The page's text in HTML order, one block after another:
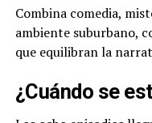
Combina comedia,
ambiente suburbano,
que equilibran la
¿Cuándo se